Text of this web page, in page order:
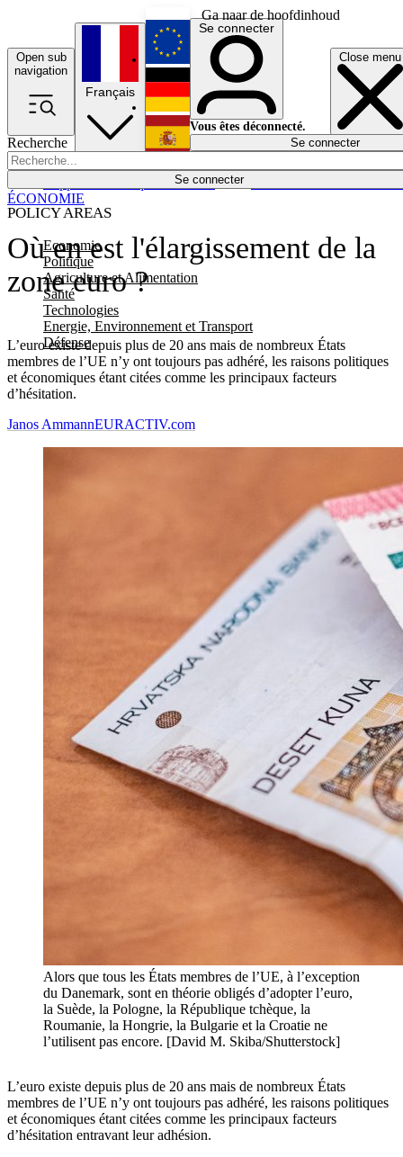
Ga naar de hoofdinhoud
Open sub
navigation
Close menu
Recherche
Se connecter
POLICY AREAS
Economie
Politique
Agriculture et Alimentation
Santé
Technologies
Energie, Environnement et Transport
Défense
Économie
Français
English
Deutsch
Español
Se connecter
Vous êtes déconnecté.
Se connecter
Où en est l'élargissement de la
zone euro ?
L’euro existe depuis plus de 20 ans mais de nombreux États
membres de l’UE n’y ont toujours pas adhéré, les raisons politiques
et économiques étant citées comme les principaux facteurs
d’hésitation.
ÉCONOMIE
Janos AmmannEURACTIV.com
Alors que tous les États membres de l’UE, à l’exception
du Danemark, sont en théorie obligés d’adopter l’euro,
la Suède, la Pologne, la République tchèque, la
Roumanie, la Hongrie, la Bulgarie et la Croatie ne
l’utilisent pas encore. [David M. Skiba/Shutterstock]
L’euro existe depuis plus de 20 ans mais de nombreux États
membres de l’UE n’y ont toujours pas adhéré, les raisons politiques
et économiques étant citées comme les principaux facteurs
d’hésitation entravant leur adhésion.